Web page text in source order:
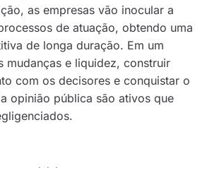
as empresas vão inocular a
de atuação, obtendo uma
de longa duração. Em um
mudanças e liquidez, construir
com os decisores e conquistar o
opinião pública são ativos que
· · ·